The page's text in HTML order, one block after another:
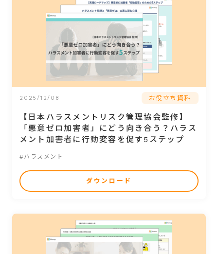
2025/12/08 お役立ち資料
【日本ハラスメントリスク管理協会監修】
「悪意ゼロ加害者」にどう向き合う？ハラス
メント加害者に行動変容を促す5ステップ
#ハラスメント
ダウンロード